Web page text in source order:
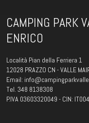
CAMPING PARK
ENRICO
Località Pian della Ferriera 1
12028 PRAZZO CN - VALLE
Email:
Tel. 348 8138308
P.IVA 03603320049 - CIN: